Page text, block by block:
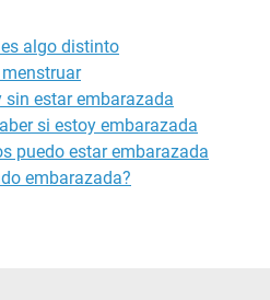
algo distinto
estar embarazada
si estoy embarazada
puedo estar embarazada
embarazada?